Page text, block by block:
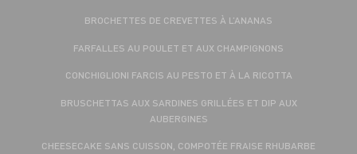
BROCHETTES DE CREVETTES À L’ANANAS
FARFALLES AU POULET ET AUX CHAMPIGNONS
CONCHIGLIONI FARCIS AU PESTO ET À LA RICOTTA
BRUSCHETTAS AUX SARDINES GRILLÉES ET DIP AUX
AUBERGINES
CHEESECAKE SANS CUISSON, COMPOTÉE FRAISE RHUBARBE